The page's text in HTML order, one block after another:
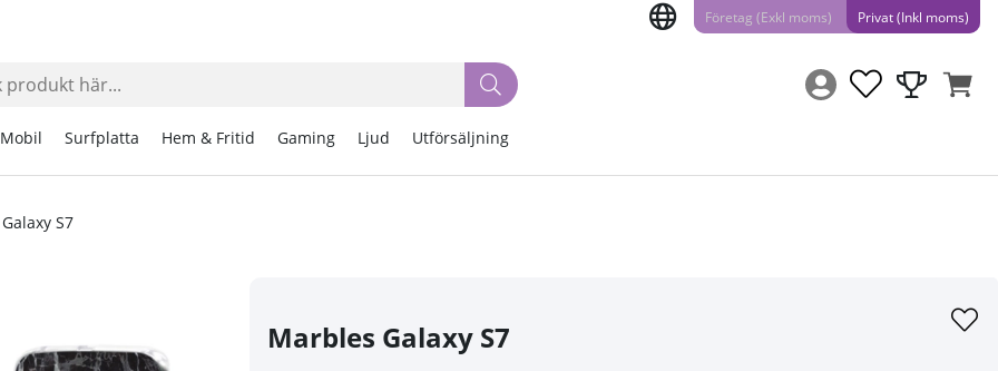
Företag (Exkl moms) Privat (Inkl moms)
Mobil Surfplatta Hem & Fritid Gaming Ljud Utförsäljning
S7
Marbles Galaxy S7